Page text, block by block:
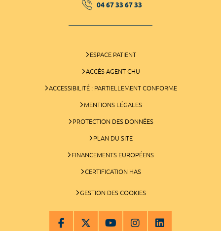
04 67 33 67 33
ESPACE PATIENT
ACCÈS AGENT CHU
ACCESSIBILITÉ : PARTIELLEMENT CONFORME
MENTIONS LÉGALES
PROTECTION DES DONNÉES
PLAN DU SITE
FINANCEMENTS EUROPÉENS
CERTIFICATION HAS
GESTION DES COOKIES